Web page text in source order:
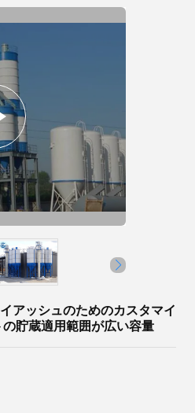
アッシュのためのカスタマイ
貯蔵適用範囲が広い容量